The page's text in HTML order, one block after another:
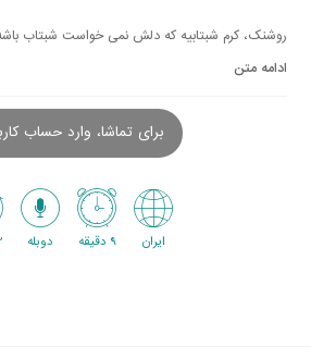
روشنک، کرم شبتابیه که دلش نمی خواست شبتاب باشه.
ادامه متن
برای تماشا، وارد حساب
ایران 9 دقیقه دوبله